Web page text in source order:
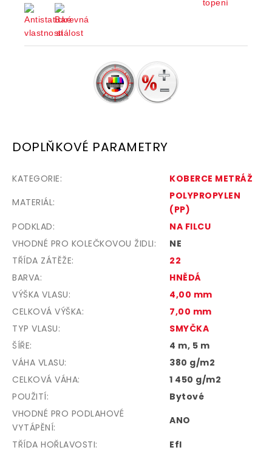
DOPLŇKOVÉ PARAMETRY
KATEGORIE:
KOBERCE METRÁŽ
MATERIÁL:
POLYPROPYLEN
(PP)
PODKLAD:
NA FILCU
VHODNÉ PRO KOLEČKOVOU ŽIDLI:
NE
TŘÍDA ZÁTĚŽE:
22
BARVA:
HNĚDÁ
VÝŠKA VLASU:
4,00 mm
CELKOVÁ VÝŠKA:
7,00 mm
TYP VLASU:
SMYČKA
ŠÍŘE:
4 m, 5 m
VÁHA VLASU:
380 g/m2
CELKOVÁ VÁHA:
1 450 g/m2
POUŽITÍ:
Bytové
VHODNÉ PRO PODLAHOVÉ
VYTÁPĚNÍ:
ANO
TŘÍDA HOŘLAVOSTI:
Efl